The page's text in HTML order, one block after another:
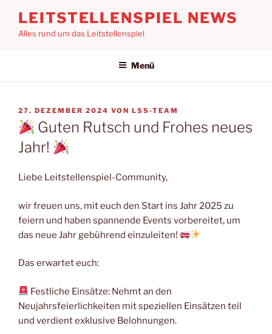
Inhalt
springen
LEITSTELLENSPIEL NEWS
Alles rund um das Leitstellenspiel
Menü
VERÖFFENTLICHT
AM
27. DEZEMBER 2024 VON LSS-TEAM
Guten Rutsch und Frohes neues
Jahr!
Liebe Leitstellenspiel-Community,
wir freuen uns, mit euch den Start ins Jahr 2025 zu
feiern und haben spannende Events vorbereitet, um
das neue Jahr gebührend einzuleiten!
Das erwartet euch:
Festliche Einsätze: Nehmt an den
Neujahrsfeierlichkeiten mit speziellen Einsätzen teil
und verdient exklusive Belohnungen.